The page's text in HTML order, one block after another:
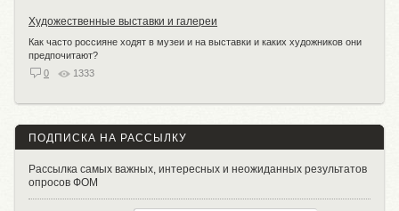
Художественные выставки и галереи
Как часто россияне ходят в музеи и на выставки и каких художников они
предпочитают?
0
1333
ПОДПИСКА НА РАССЫЛКУ
Рассылка самых важных, интересных и неожиданных результатов
опросов ФОМ